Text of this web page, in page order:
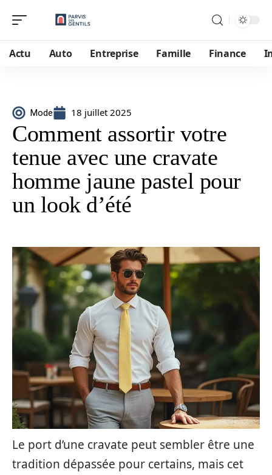
Actu Auto Entreprise Famille Finance
Mode 18 juillet 2025
Comment assortir votre
tenue avec une cravate
homme jaune pastel pour
un look d’été
Le port d’une cravate peut sembler être une
tradition dépassée pour certains, mais cet